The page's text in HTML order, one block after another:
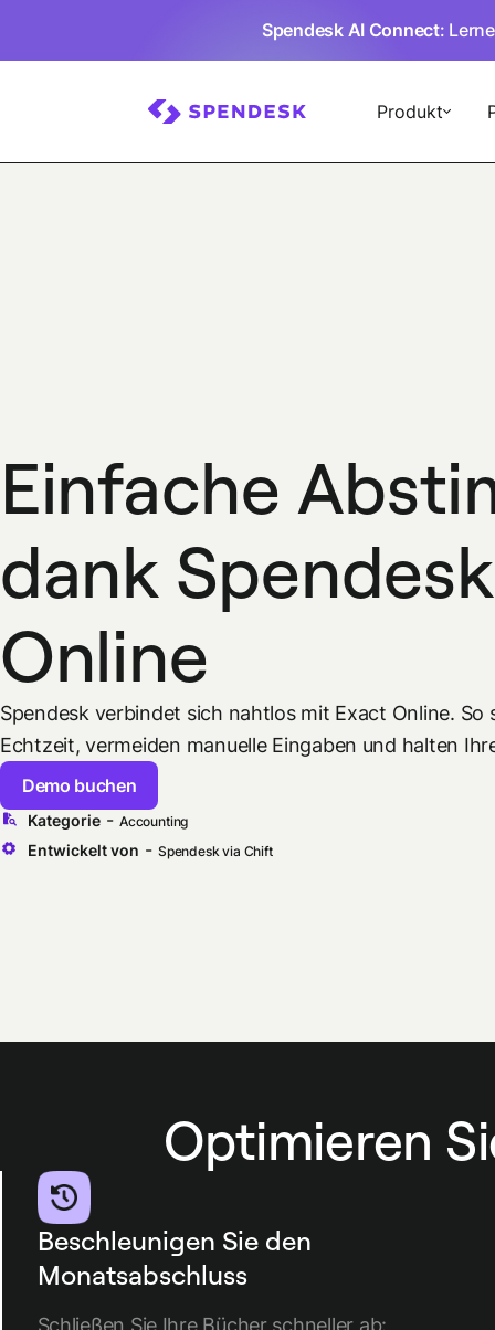
Spendesk AI Connect:
Produkt
Einfache
dank
Online
Spendesk verbindet sich nahtlos mit Exact Online. So
Echtzeit, vermeiden manuelle Eingaben und halten
Demo buchen
Kategorie - Accounting
Entwickelt von - Spendesk via Chift
Optimieren
Beschleunigen Sie den
Monatsabschluss